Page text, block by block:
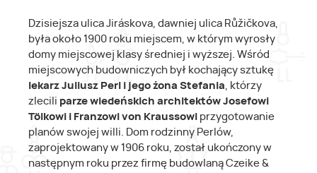
Dzisiejsza ulica Jiráskova, dawniej ulica Růžičkova,
była około 1900 roku miejscem, w którym wyrosły
domy miejscowej klasy średniej i wyższej. Wśród
miejscowych budowniczych był kochający sztukę
lekarz Juliusz Perl i jego żona Stefania, którzy
zlecili parze wiedeńskich architektów Josefowi
Tölkowi i Franzowi von Kraussowi przygotowanie
planów swojej willi. Dom rodzinny Perlów,
zaprojektowany w 1906 roku, został ukończony w
następnym roku przez firmę budowlaną Czeike &